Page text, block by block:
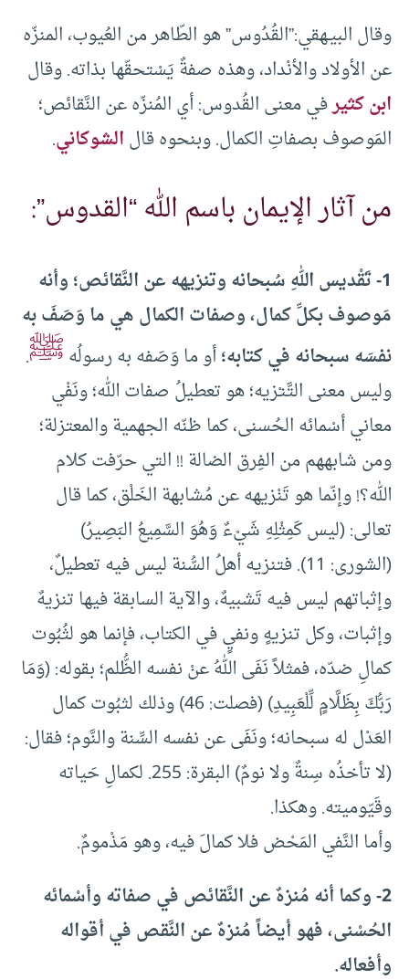
وقال البيـهقي:”القُدُوس” هو الطّاهر من العُيوب، المنزّه
عن الأولاد والأنْداد، وهذه صفةٌ يَسْتحقّها بذاته. وقال
ابن كثيرفي معنى القُدوس: أي المُنزّه عن النَّقائص؛
المَوصوف بصفاتِ الكمال. وبنحوه قالالشوكاني.
من آثار الإيمان باسم الله “القدوس”:
1- تَقْديس اللهِ سُبحانه وتنزيهه عن النَّقائص؛ وأنه
مَوصوف بكلِّ كمال، وصفات الكمال هي ما وَصَفَ به
نفسَه سبحانه في كتابه؛أو ما وَصَفه به رسولُهﷺ.
وليس معنى التَّنـْزيه؛ هو تعطيلُ صفات الله؛ ونَفْي
معاني أسْمائه الحُسنى، كما ظنّه الجهمية والمعتزلة؛
ومن شابههم من الفِرق الضالة !! التي حرّفت كلام
الله؟! وإنّما هو تَنْزيهه عن مُشابهة الخَلْق، كما قال
تعالى: (ليس كَمِثْلِهِ شَيْءٌ وَهُوَ السَّمِيعُ البَصِيرُ)
(الشورى: 11). فتنزيه أهلُ السُّنة ليس فيه تعطيلٌ،
وإثباتهم ليس فيه تَشبيهٌ، والآية السابقة فيها تنزيهٌ
وإثبات، وكل تنزيهٍ ونفيٍ في الكتاب، فإنما هو لثُبُوت
كمالِ ضدّه، فمثلاً نَفَى اللهُ عنْ نفسه الظُّلم؛ بقوله: (وَمَا
رَبُّكَ بِظَلَّامٍ لِّلْعَبِيدِ) (فصلت: 46) وذلك لثبُوت كمال
العَدْل له سبحانه؛ ونَفَى عن نفسه السِّنة والنَّوم؛ فقال:
(لا تأخذُه سِنةٌ ولا نومٌ) البقرة: 255. لكمالِ حَياته
وقَيّوميته. وهكذا.
وأما النَّفي المَحْض فلا كمالَ فيه، وهو مَذْمومٌ.
2- وكما أنه مُنزهٌ عن النَّقائص في صفاته وأسْمائه
الحُسْنى، فهو أيضاً مُنزهٌ عن النَّقص في أقواله
وأفعاله.